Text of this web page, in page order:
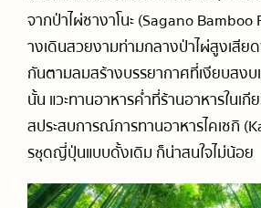
จากป่าไผ่ซางาโนะ (Sagano Bamboo
างเดินสวยงามท่ามกลางป่าไผ่สูงเสีย
กันตามลมสร้างบรรยากาศที่เงียบสงบ
นั้น แวะทานอาหารค่ำที่ร้านอาหารในเ
สประสบการณ์การทานอาหารไคเซกิ
รชุดญี่ปุ่นแบบดั้งเดิม ก็น่าสนใจไม่น้อย